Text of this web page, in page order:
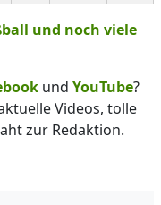
und noch viele
und YouTube?
Videos, tolle
zur Redaktion.